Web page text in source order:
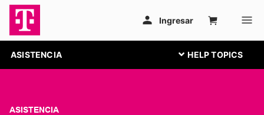
ASISTENCIA
ASISTENCIA